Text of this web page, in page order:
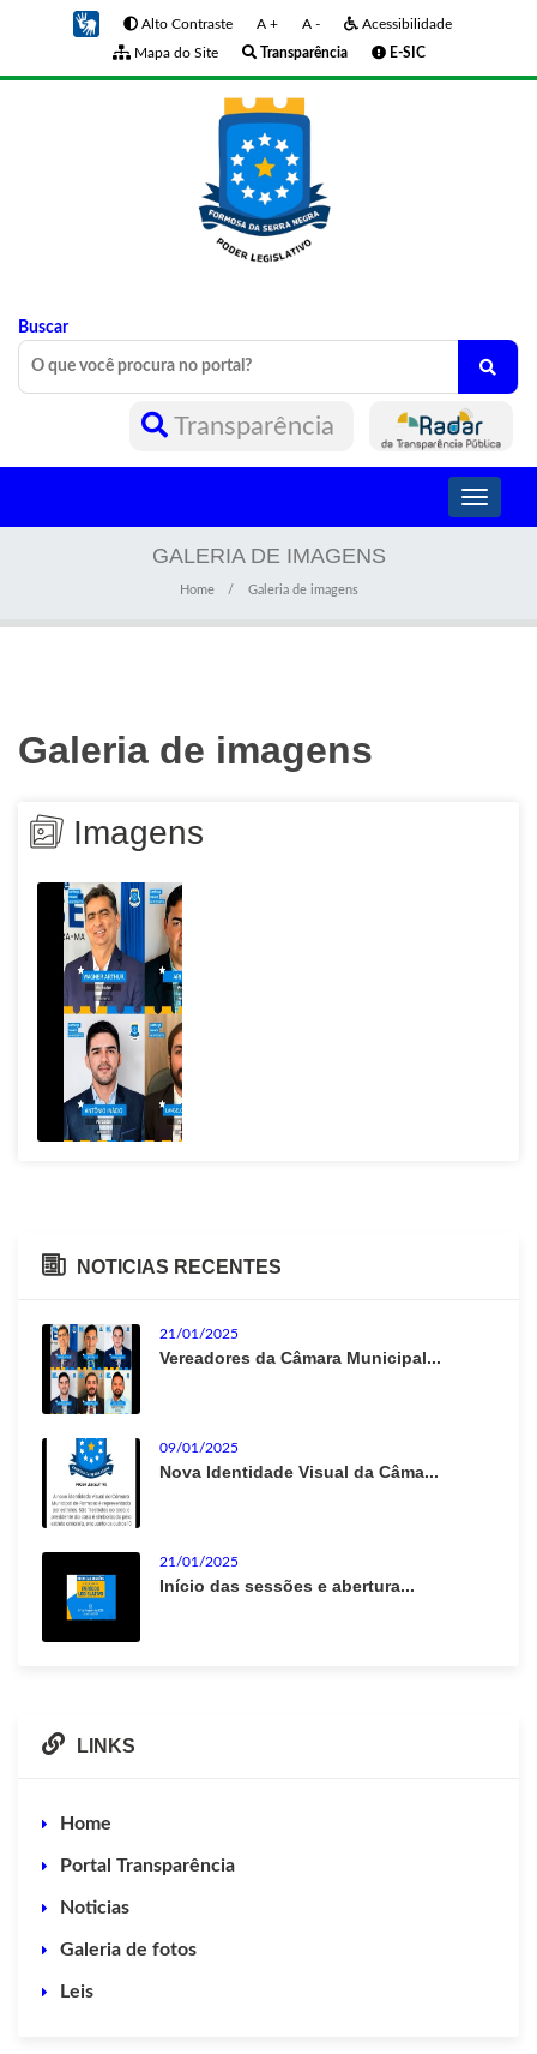
Alto Contraste A + A -
Acessibilidade
Mapa do Site
Transparência E-SIC
Buscar
Transparência
Toggle
GALERIA DE IMAGENS
Home Galeria de imagens
Galeria de imagens
Imagens
NOTICIAS RECENTES
21/01/2025
Vereadores da Câmara Municipal...
09/01/2025
Nova Identidade Visual da Câma...
21/01/2025
Início das sessões e abertura...
LINKS
Home
Portal Transparência
Noticias
Galeria de fotos
Leis